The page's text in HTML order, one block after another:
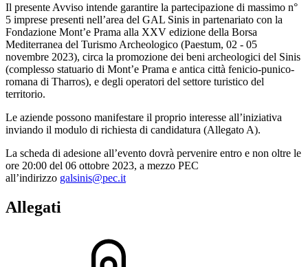
Il presente Avviso intende garantire la partecipazione di massimo n°
5 imprese presenti nell’area del GAL Sinis in partenariato con la
Fondazione Mont’e Prama alla XXV edizione della Borsa
Mediterranea del Turismo Archeologico (Paestum, 02 - 05
novembre 2023), circa la promozione dei beni archeologici del Sinis
(complesso statuario di Mont’e Prama e antica città fenicio-punico-
romana di Tharros), e degli operatori del settore turistico del
territorio.
Le aziende possono manifestare il proprio interesse all’iniziativa
inviando il modulo di richiesta di candidatura (Allegato A).
La scheda di adesione all’evento dovrà pervenire entro e non oltre le
ore 20:00 del 06 ottobre 2023, a mezzo PEC
all’indirizzo galsinis@pec.it
Allegati